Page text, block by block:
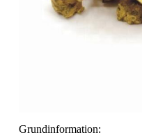
Grundinformation: